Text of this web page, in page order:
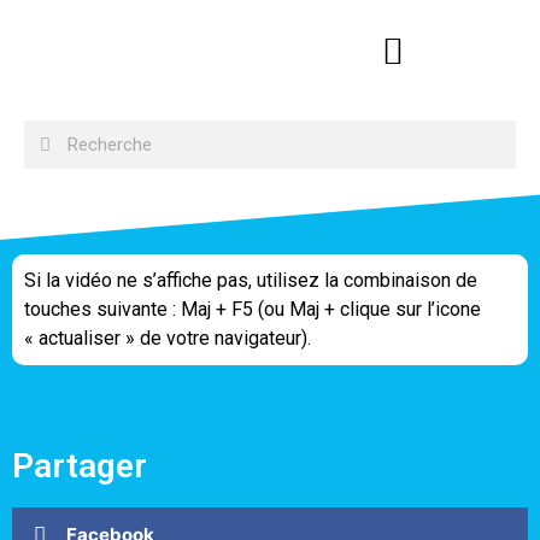
Si la vidéo ne s’affiche pas, utilisez la combinaison de
touches suivante : Maj + F5 (ou Maj + clique sur l’icone
« actualiser » de votre navigateur).
Partager
Facebook